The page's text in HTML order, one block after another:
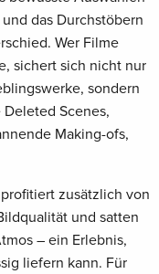
das Durchstöbern
Wer Filme
sichert sich nicht nur
sondern
Scenes,
Making-ofs,
zusätzlich von
und satten
– ein Erlebnis,
liefern kann. Für